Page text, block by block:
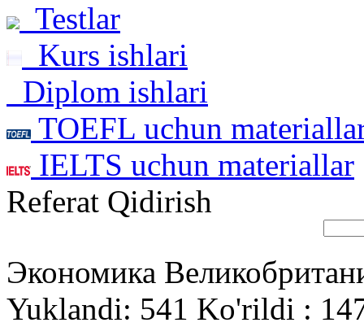
Testlar
Kurs ishlari
Diplom ishlari
TOEFL uchun
IELTS uchun materiallar
Referat Qidirish
Экономика
Yuklandi: 541 Ko'rildi :